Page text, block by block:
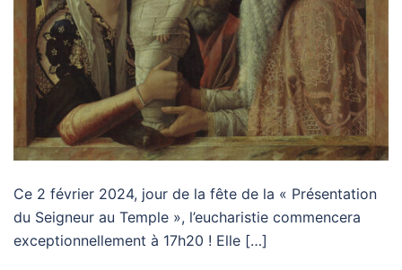
Ce 2 février 2024, jour de la fête de la « Présentation
du Seigneur au Temple », l’eucharistie commencera
exceptionnellement à 17h20 ! Elle […]